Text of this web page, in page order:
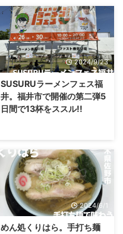
2024/9/23
SUSURUラーメンフェス福
井。福井市で開催の第二弾5
日間で13杯をススル!!
2024/6/1
めん処くりはら。手打ち麺